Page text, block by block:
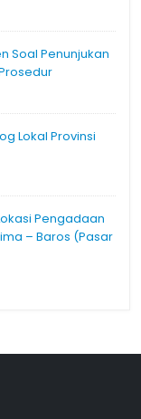
Soal Penunjukan
Lokal Provinsi
Pengadaan
– Baros (Pasar